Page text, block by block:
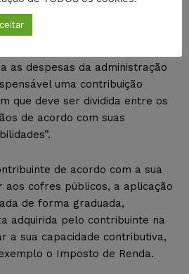
as despesas da administração
uma contribuição
que deve ser dividida entre os
de acordo com suas
de acordo com a sua
cofres públicos, a aplicação
de forma graduada,
adquirida pelo contribuinte na
a sua capacidade contributiva,
o Imposto de Renda.